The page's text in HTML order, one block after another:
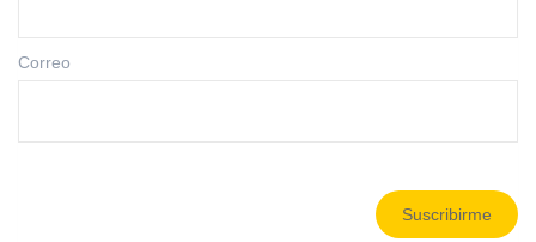
Correo
Suscribirme